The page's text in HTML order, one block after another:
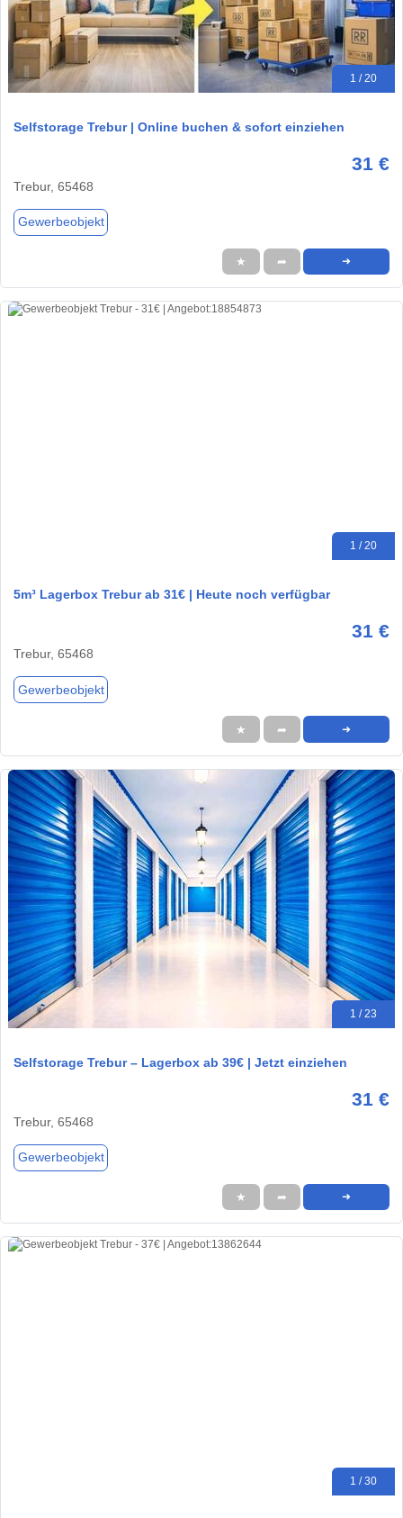
1 / 20
Selfstorage Trebur | Online buchen & sofort einziehen
31 €
Trebur, 65468
Gewerbeobjekt
★ ➦ ➜
1 / 20
5m³ Lagerbox Trebur ab 31€ | Heute noch verfügbar
31 €
Trebur, 65468
Gewerbeobjekt
★ ➦ ➜
1 / 23
Selfstorage Trebur – Lagerbox ab 39€ | Jetzt einziehen
31 €
Trebur, 65468
Gewerbeobjekt
★ ➦ ➜
1 / 30